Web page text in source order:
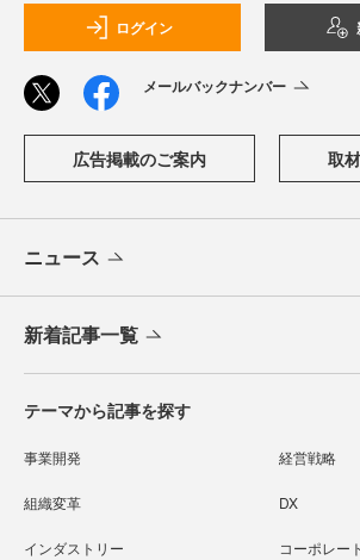
ログイン
メールバックナンバー
広告掲載のご案内 取
ニュース
新着記事一覧
テーマから記事を探す
事業開発 経営戦略
組織変革 DX
インダストリー コーポレー